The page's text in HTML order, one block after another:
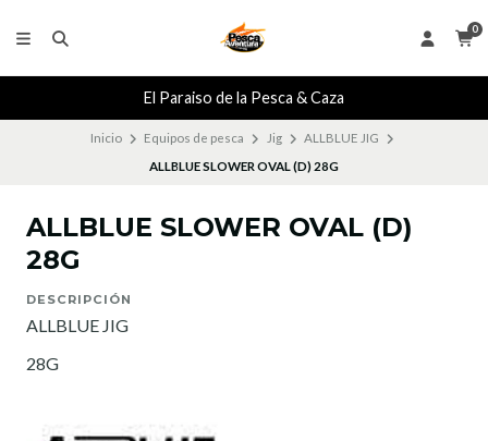
0
El Paraiso de la Pesca & Caza
Inicio Equipos de pesca Jig
ALLBLUE JIG
ALLBLUE SLOWER OVAL (D) 28G
ALLBLUE SLOWER OVAL (D)
28G
DESCRIPCIÓN
ALLBLUE JIG
28G